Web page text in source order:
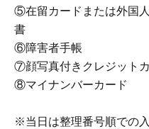
⑤在留カードまたは外国
書
⑥障害者手帳
⑦顔写真付きクレジット
⑧マイナンバーカード
※当日は整理番号順での